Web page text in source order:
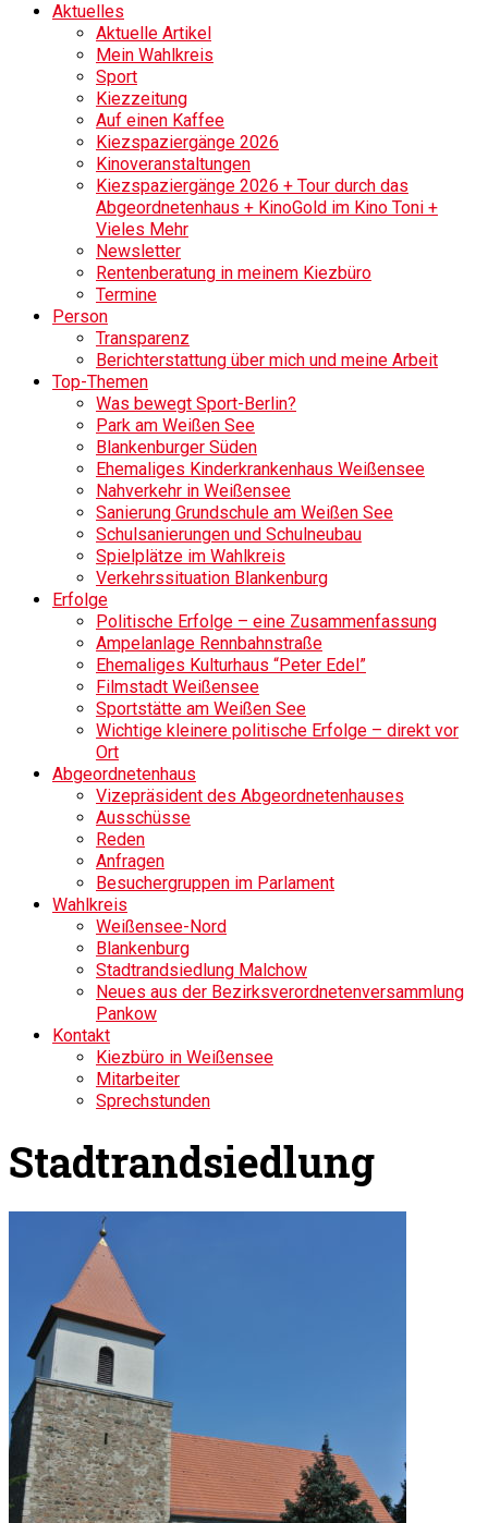
Aktuelles
Aktuelle Artikel
Mein Wahlkreis
Sport
Kiezzeitung
Auf einen Kaffee
Kiezspaziergänge 2026
Kinoveranstaltungen
Kiezspaziergänge 2026 + Tour durch das
Abgeordnetenhaus + KinoGold im Kino Toni +
Vieles Mehr
Newsletter
Rentenberatung in meinem Kiezbüro
Termine
Person
Transparenz
Berichterstattung über mich und meine Arbeit
Top-Themen
Was bewegt Sport-Berlin?
Park am Weißen See
Blankenburger Süden
Ehemaliges Kinderkrankenhaus Weißensee
Nahverkehr in Weißensee
Sanierung Grundschule am Weißen See
Schulsanierungen und Schulneubau
Spielplätze im Wahlkreis
Verkehrssituation Blankenburg
Erfolge
Politische Erfolge – eine Zusammenfassung
Ampelanlage Rennbahnstraße
Ehemaliges Kulturhaus “Peter Edel”
Filmstadt Weißensee
Sportstätte am Weißen See
Wichtige kleinere politische Erfolge – direkt vor
Ort
Abgeordnetenhaus
Vizepräsident des Abgeordnetenhauses
Ausschüsse
Reden
Anfragen
Besuchergruppen im Parlament
Wahlkreis
Weißensee-Nord
Blankenburg
Stadtrandsiedlung Malchow
Neues aus der Bezirksverordnetenversammlung
Pankow
Kontakt
Kiezbüro in Weißensee
Mitarbeiter
Sprechstunden
Stadtrandsiedlung